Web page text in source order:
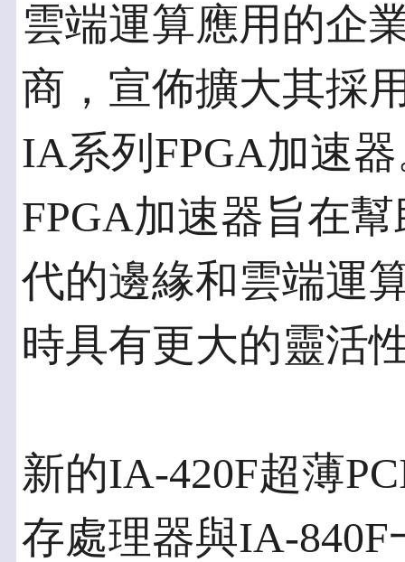
雲端運算應用的企
商，宣佈擴大其採
IA系列FPGA加速
FPGA加速器旨在
代的邊緣和雲端運
時具有更大的靈活
新的IA-420F超薄
存處理器與IA-